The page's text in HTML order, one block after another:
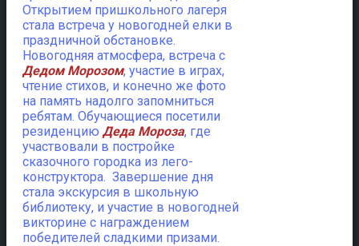
Открытием пришкольного лагеря
стала встреча у новогодней елки в
праздничной обстановке.
Новогодняя атмосфера, встреча с
Дедом Морозом, участие в играх,
чтение стихов, и конечно же фото
на память надолго запомниться
ребятам. Обучающиеся посетили
резиденцию Деда Мороза, где
участвовали в постройке
сказочного городка из лего-
конструктора. Завершение дня
стала экскурсия в школьную
библиотеку, и участие в новогодней
викторине с награждением
победителей сладкими призами.